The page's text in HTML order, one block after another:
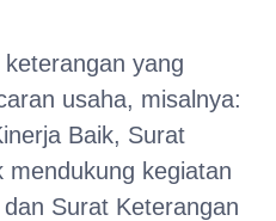
yang
usaha, misalnya:
Baik, Surat
mendukung kegiatan
Surat Keterangan